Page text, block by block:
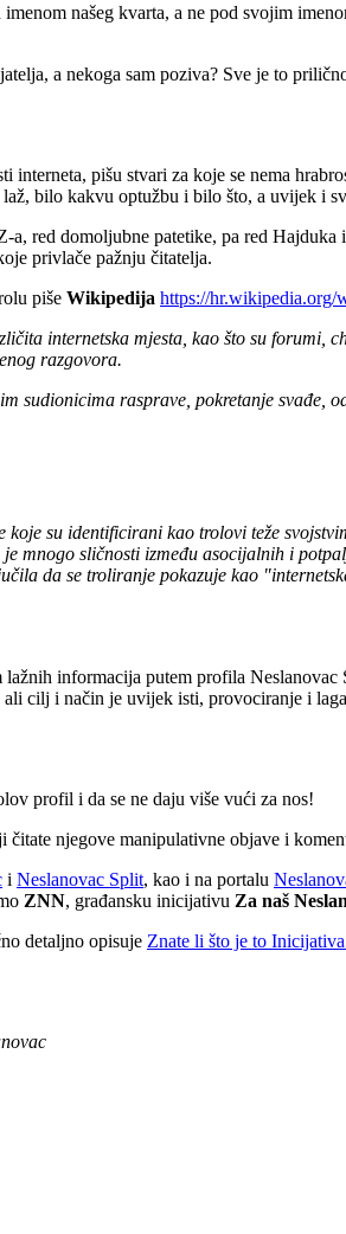
našeg kvarta, a ne pod svojim
a nekoga sam poziva? Sve je to
interneta, pišu stvari za koje se nema
bilo kakvu optužbu i bilo što, a uvijek i
red domoljubne patetike, pa red
privlače pažnju čitatelja.
piše Wikipedija https://hr.wikipedia.org/
internetska mjesta, kao što su
razgovora.
sudionicima rasprave, pokretanje svađe,
su identificirani kao trolovi teže
mnogo sličnosti između asocijalnih i
da se troliranje pokazuje kao
informacija putem profila
cilj i način je uvijek isti, provociranje i
profil i da se ne daju više vući za nos!
njegove manipulativne objave i
i Neslanovac Split, kao i na portalu
ZNN, građansku inicijativu Za naš
detaljno opisuje Znate li što je to